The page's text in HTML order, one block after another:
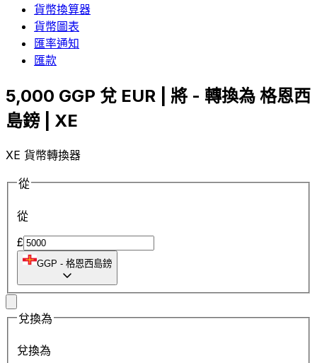
貨幣換算器
貨幣圖表
匯率通知
匯款
5,000 GGP 兌 EUR | 將 - 轉換為 格恩西
島鎊 | XE
XE 貨幣轉換器
從
從
£
GGP - 格恩西島鎊
兌換為
兌換為